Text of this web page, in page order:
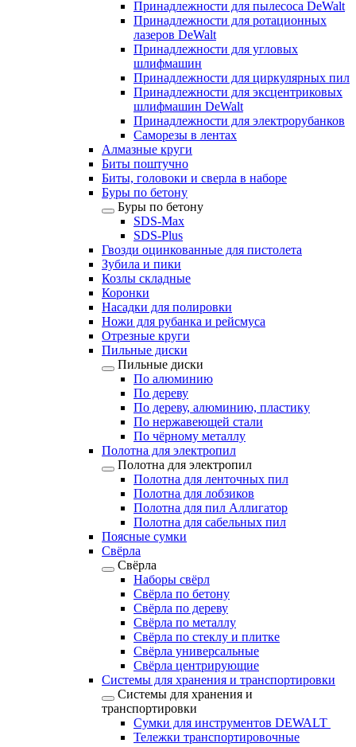
Принадлежности для пылесоса DeWalt
Принадлежности для ротационных
лазеров DeWalt
Принадлежности для угловых
шлифмашин
Принадлежности для циркулярных пил
Принадлежности для эксцентриковых
шлифмашин DeWalt
Принадлежности для электрорубанков
Саморезы в лентах
Алмазные круги
Биты поштучно
Биты, головоки и сверла в наборе
Буры по бетону
Буры по бетону
SDS-Max
SDS-Plus
Гвозди оцинкованные для пистолета
Зубила и пики
Козлы складные
Коронки
Насадки для полировки
Ножи для рубанка и рейсмуса
Отрезные круги
Пильные диски
Пильные диски
По алюминию
По дереву
По дереву, алюминию, пластику
По нержавеющей стали
По чёрному металлу
Полотна для электропил
Полотна для электропил
Полотна для ленточных пил
Полотна для лобзиков
Полотна для пил Аллигатор
Полотна для сабельных пил
Поясные сумки
Свёрла
Свёрла
Наборы свёрл
Свёрла по бетону
Свёрла по дереву
Свёрла по металлу
Свёрла по стеклу и плитке
Свёрла универсальные
Свёрла центрирующие
Системы для хранения и транспортировки
Системы для хранения и
транспортировки
Сумки для инструментов DEWALT
Тележки транспортировочные